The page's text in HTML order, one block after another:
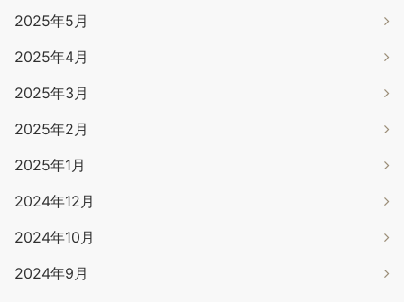
2025年5月
2025年4月
2025年3月
2025年2月
2025年1月
2024年12月
2024年10月
2024年9月